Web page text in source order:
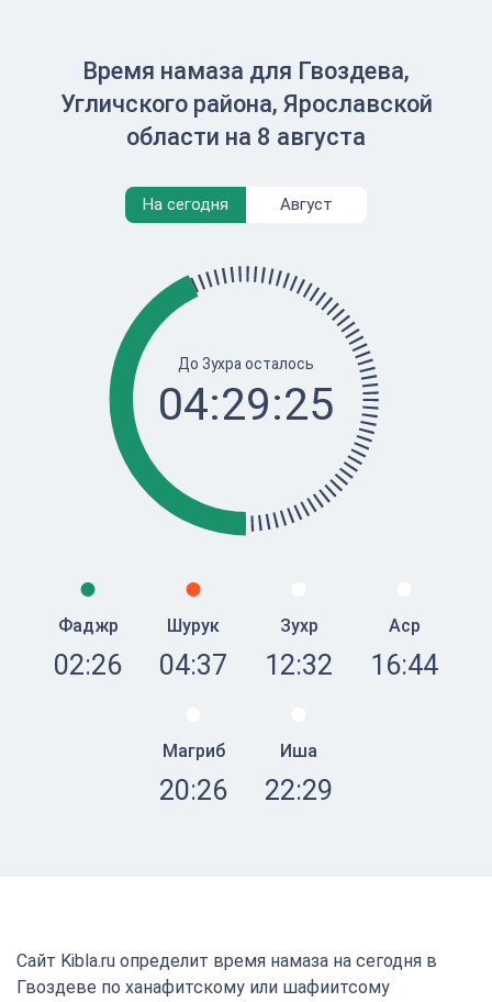
Время намаза для Гвоздева,
Угличского района, Ярославской
области на 8 августа
На сегодня Август
До Зухра осталось
04:29:25
Фаджр
02:26
Шурук
04:37
Зухр
12:32
Аср
16:44
Магриб
20:26
Иша
22:29
Сайт Kibla.ru определит время намаза на сегодня в
Гвоздеве по ханафитскому или шафиитсому